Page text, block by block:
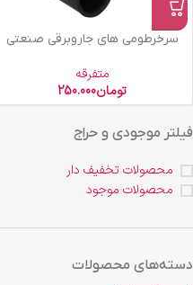
فیلتر موجودی و حراج
محصولات تخفیف دار
محصولات موجود
دسته‌های محصولات
سرخرطومی های جاروبرقی صنعتی
متفرقه
تومان250.000